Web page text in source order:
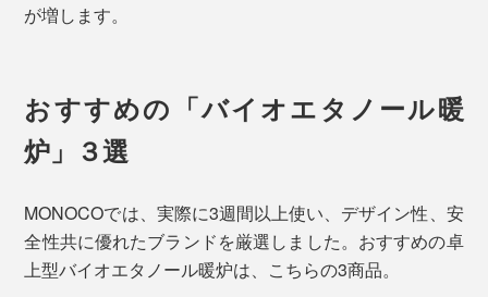
が増します。
おすすめの「バイオエタノール暖
炉」３選
MONOCOでは、実際に3週間以上使い、デザイン性、安
全性共に優れたブランドを厳選しました。おすすめの卓
上型バイオエタノール暖炉は、こちらの3商品。